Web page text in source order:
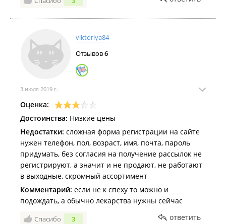
viktoriya84
Отзывов6
3 июля 2019 г.
Оценка:
Достоинства: Низкие цены
Недостатки: сложная форма регистрации на сайте
нужен телефон, пол, возраст, имя, почта, пароль
придумать, без согласия на получение рассылок не
регистрируют, а значит и не продают, не работают
в выходные, скромный ассортимент
Комментарий: если не к спеху то можно и
подождать, а обычно лекарства нужны сейчас
Спасибо 3 ответить